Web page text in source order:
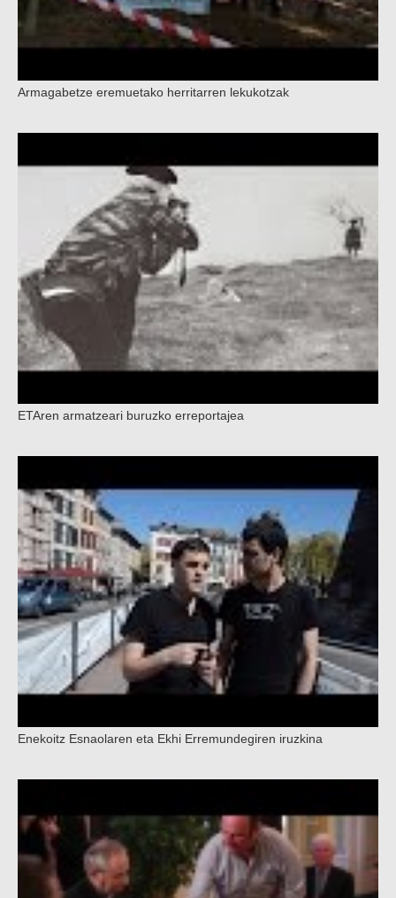
Armagabetze eremuetako herritarren lekukotzak
ETAren armatzeari buruzko erreportajea
Enekoitz Esnaolaren eta Ekhi Erremundegiren iruzkina